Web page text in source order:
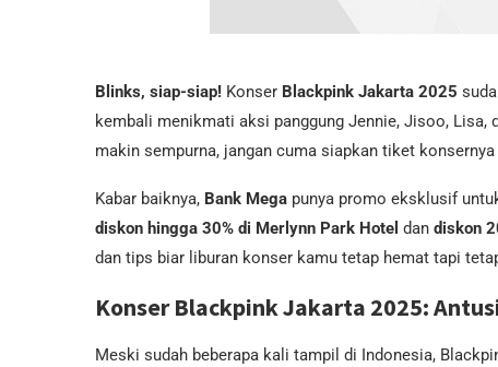
Blinks, siap-siap! Konser Blackpink Jakarta 2025
kembali menikmati aksi panggung Jennie, Jisoo, Lisa,
makin sempurna, jangan cuma siapkan tiket
Kabar baiknya, Bank Mega punya promo eksklusif
diskon hingga 30% di Merlynn Park Hotel dan diskon
dan tips biar liburan konser kamu tetap hemat tapi
Konser Blackpink Jakarta 2025:
Meski sudah beberapa kali tampil di Indonesia,